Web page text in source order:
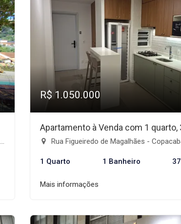
R$ 1.050.000
Apartamento à Venda com 1 quarto,
Rua Figueiredo de Magalhães - Copacabana, Rio
1 Quarto 1 Banheiro
Mais informações